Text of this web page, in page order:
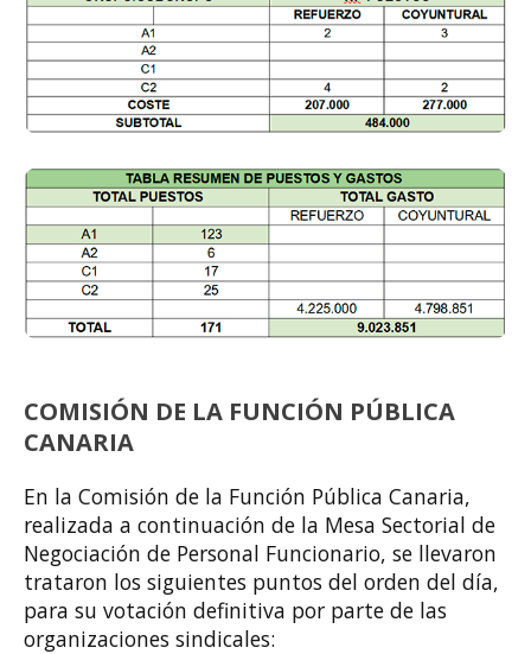
COMISIÓN DE LA FUNCIÓN PÚBLICA
CANARIA
En la Comisión de la Función Pública Canaria,
realizada a continuación de la Mesa Sectorial de
Negociación de Personal Funcionario, se llevaron
trataron los siguientes puntos del orden del día,
para su votación definitiva por parte de las
organizaciones sindicales: